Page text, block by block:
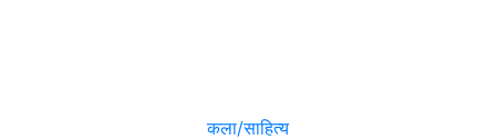
कला/साहित्य